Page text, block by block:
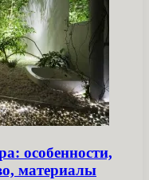
особенности,
материалы